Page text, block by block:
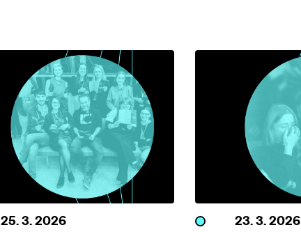
25. 3. 2026 23. 3. 2026